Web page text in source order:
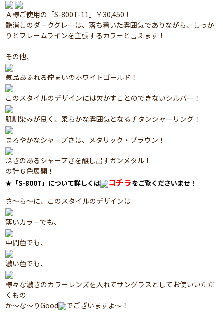
Ａ様ご使用の「S-800T-11」￥30,450！
艶消しのダークグレーは、落ち着いた雰囲気でありながら、しっか
りとフレームラインを主張するカラーと言えます！
その他、
気品あふれる佇まいのホワイトゴールド！
このスタイルのデザインには欠かすことのできないシルバー！
肌馴染みが良く、柔らかな雰囲気となるチタンシャーリング！
まろやかなシャープさは、メタリック・ブラウン！
深さのあるシャープさを醸し出すガンメタル！
の計６色展開！
★「S-800T」について詳しくは コチラをご覧くださいませ！
さ～ら～に、このスタイルのデザインは
薄いカラーでも、
中間色でも、
濃い色でも、
様々な濃さのカラーレンズを入れてサングラスとしてお使いいただ
くもの
か～な～りGood
でございますよ～！